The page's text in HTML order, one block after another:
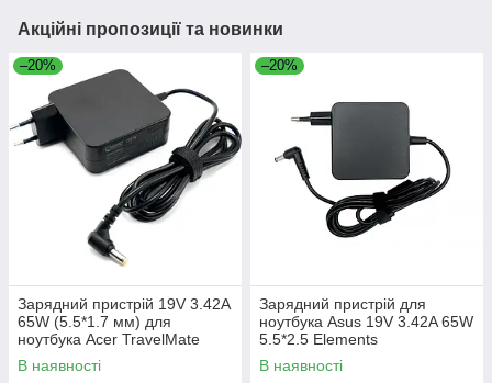
Акційні пропозиції та новинки
–20%
Зарядний пристрій 19V 3.42A
65W (5.5*1.7 мм) для
ноутбука Acer TravelMate
P2510-G2-M
В наявності
–20%
Зарядний пристрій для
ноутбука Asus 19V 3.42A 65W
5.5*2.5 Elements
В наявності